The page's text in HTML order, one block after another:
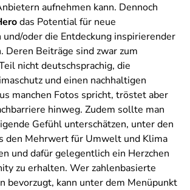
aufnehmen kann. Dennoch
das Potential für neue
und/oder die Entdeckung inspirierender
Deren Beiträge sind zwar zum
nicht deutschsprachig, die
und einen nachhaltigen
manchen Fotos spricht, tröstet aber
hinweg. Zudem sollte man
Gefühl unterschätzen, unter den
den Mehrwert für Umwelt und Klima
und dafür gelegentlich ein Herzchen
zu erhalten. Wer zahlenbasierte
bevorzugt, kann unter dem Menüpunkt